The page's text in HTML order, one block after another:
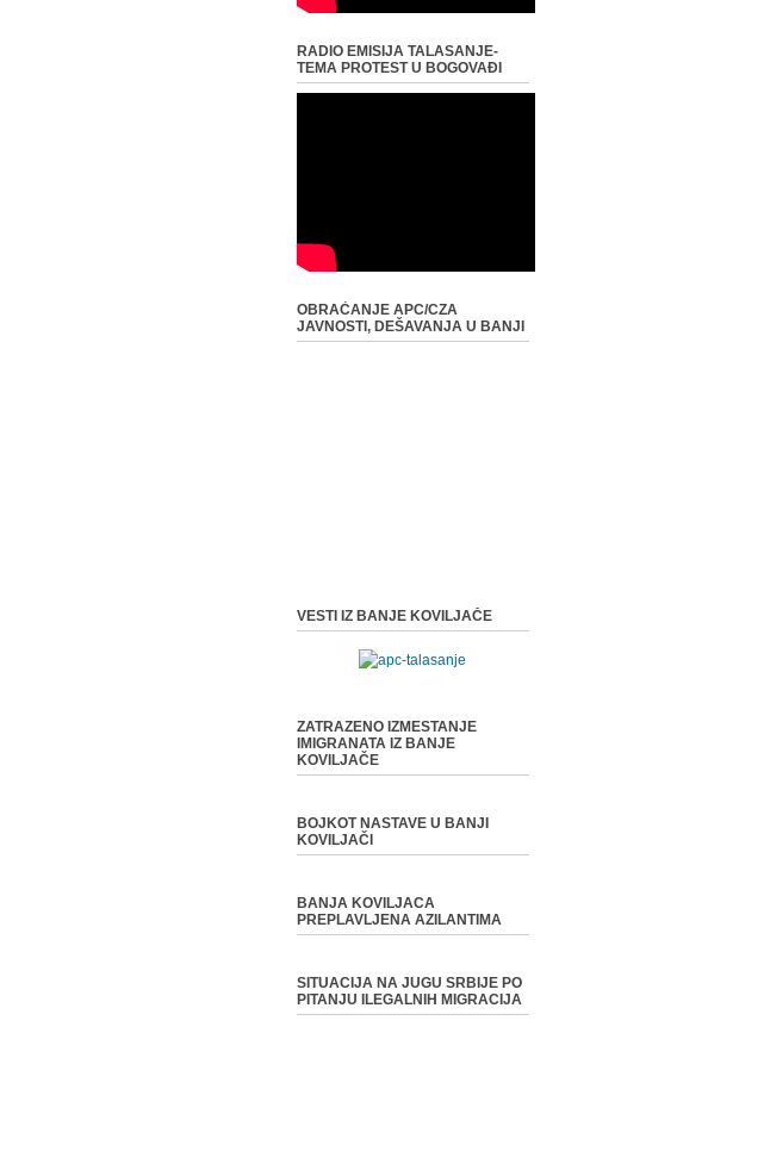
RADIO EMISIJA TALASANJE-
TEMA PROTEST U BOGOVAĐI
OBRAĆANJE APC/CZA
JAVNOSTI, DEŠAVANJA U BANJI
VESTI IZ BANJE KOVILJAČE
ZATRAZENO IZMESTANJE
IMIGRANATA IZ BANJE
KOVILJAČE
BOJKOT NASTAVE U BANJI
KOVILJAČI
BANJA KOVILJACA
PREPLAVLJENA AZILANTIMA
SITUACIJA NA JUGU SRBIJE PO
PITANJU ILEGALNIH MIGRACIJA